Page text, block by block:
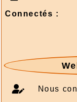
Connectés :
Nous